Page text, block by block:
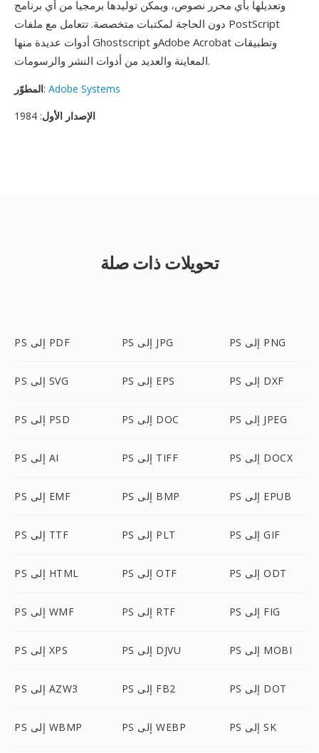
وتعديلها بأي محرر نصوص، ويمكن توليدها برمجيا من أي برنامج
دون الحاجة لمكتبات متخصصة. تتعامل مع ملفات PostScript
أدوات عديدة منها Ghostscript وAdobe Acrobat وتطبيقات
المعاينة والعديد من أدوات النشر والرسومات.
المطوّر: Adobe Systems
الإصدار الأول: 1984
تحويلات ذات صلة
PS إلى PDF PS إلى JPG PS إلى PNG
PS إلى SVG PS إلى EPS PS إلى DXF
PS إلى PSD PS إلى DOC PS إلى JPEG
PS إلى AI PS إلى TIFF PS إلى DOCX
PS إلى EMF PS إلى BMP PS إلى EPUB
PS إلى TTF PS إلى PLT PS إلى GIF
PS إلى HTML PS إلى OTF PS إلى ODT
PS إلى WMF PS إلى RTF PS إلى FIG
PS إلى XPS PS إلى DJVU PS إلى MOBI
PS إلى AZW3 PS إلى FB2 PS إلى DOT
PS إلى WBMP PS إلى WEBP PS إلى SK